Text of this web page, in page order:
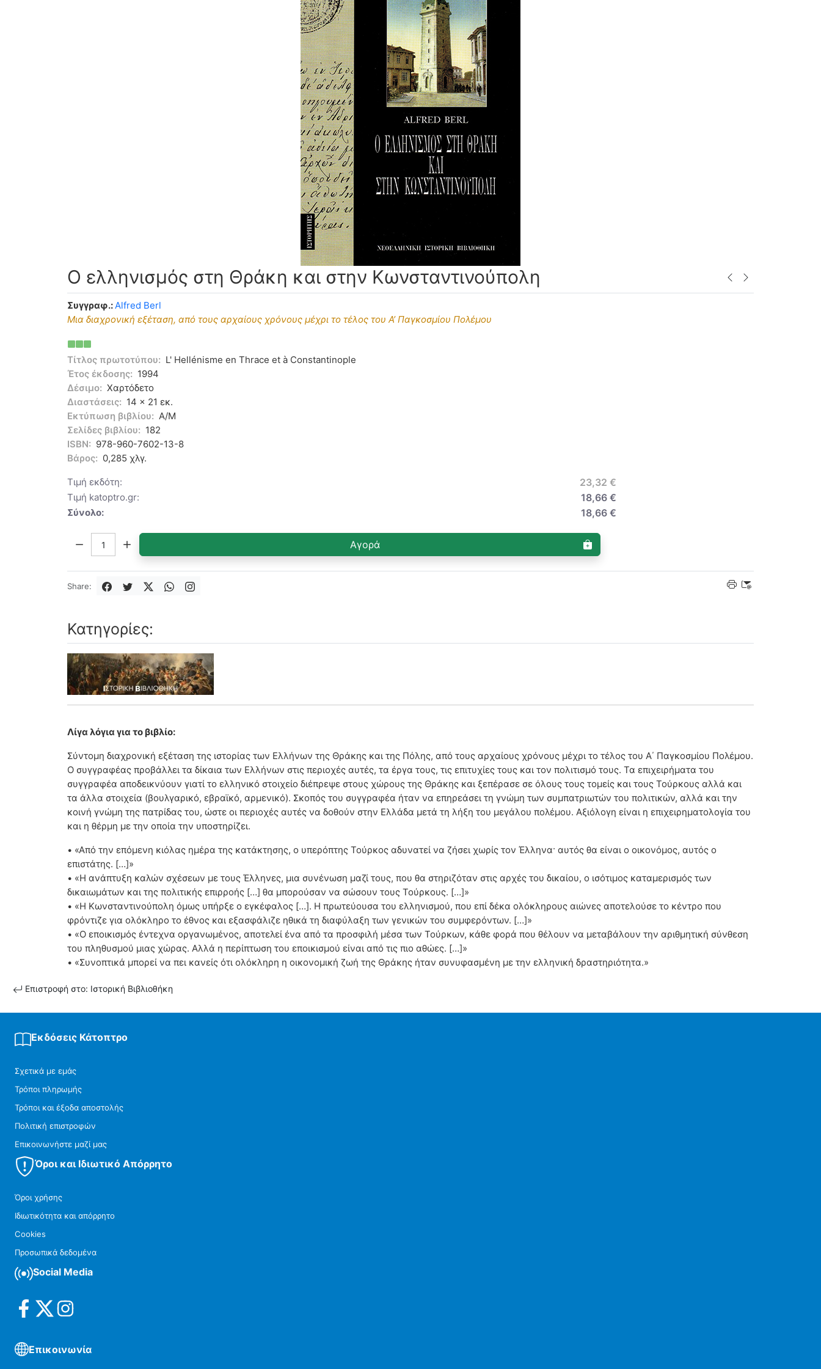
Ο ελληνισμός στη Θράκη και στην Κωνσταντινούπολη
Συγγραφ.:Alfred Berl
Μια διαχρονική εξέταση, από τους αρχαίους χρόνους μέχρι το τέλος του Α’ Παγκοσμίου Πολέμου
Τίτλος πρωτοτύπου: L' Hellénisme en Thrace et à Constantinople
Έτος έκδοσης: 1994
Δέσιμο: Χαρτόδετο
Διαστάσεις: 14 x 21 εκ.
Εκτύπωση βιβλίου: Α/Μ
Σελίδες βιβλίου: 182
ISBN: 978-960-7602-13-8
Βάρος: 0,285 χλγ.
Τιμή εκδότη: 23,32 €
Τιμή katoptro.gr: 18,66 €
Σύνολο: 18,66 €
Ποσότητα: Αγορά
Share:
Κατηγορίες:
Λίγα λόγια για το βιβλίο:
Σύντομη διαχρονική εξέταση της ιστορίας των Ελλήνων της Θράκης και της Πόλης, από τους αρχαίους χρόνους μέχρι το τέλος του Α΄ Παγκοσμίου Πολέμου.
Ο συγγραφέας προβάλλει τα δίκαια των Ελλήνων στις περιοχές αυτές, τα έργα τους, τις επιτυχίες τους και τον πολιτισμό τους. Τα επιχειρήματα του
συγγραφέα αποδεικνύουν γιατί το ελληνικό στοιχείο διέπρεψε στους χώρους της Θράκης και ξεπέρασε σε όλους τους τομείς και τους Τούρκους αλλά και
τα άλλα στοιχεία (βουλγαρικό, εβραϊκό, αρμενικό). Σκοπός του συγγραφέα ήταν να επηρεάσει τη γνώμη των συμπατριωτών του πολιτικών, αλλά και την
κοινή γνώμη της πατρίδας του, ώστε οι περιοχές αυτές να δοθούν στην Ελλάδα μετά τη λήξη του μεγάλου πολέμου. Αξιόλογη είναι η επιχειρηματολογία του
και η θέρμη με την οποία την υποστηρίζει.
• «Από την επόμενη κιόλας ημέρα της κατάκτησης, ο υπερόπτης Τούρκος αδυνατεί να ζήσει χωρίς τον Έλληνα· αυτός θα είναι ο οικονόμος, αυτός ο
επιστάτης. […]»
• «Η ανάπτυξη καλών σχέσεων με τους Έλληνες, μια συνένωση μαζί τους, που θα στηριζόταν στις αρχές του δικαίου, ο ισότιμος καταμερισμός των
δικαιωμάτων και της πολιτικής επιρροής […] θα μπορούσαν να σώσουν τους Τούρκους. […]»
• «Η Κωνσταντινούπολη όμως υπήρξε ο εγκέφαλος […]. Η πρωτεύουσα του ελληνισμού, που επί δέκα ολόκληρους αιώνες αποτελούσε το κέντρο που
φρόντιζε για ολόκληρο το έθνος και εξασφάλιζε ηθικά τη διαφύλαξη των γενικών του συμφερόντων. […]»
• «Ο εποικισμός έντεχνα οργανωμένος, αποτελεί ένα από τα προσφιλή μέσα των Τούρκων, κάθε φορά που θέλουν να μεταβάλουν την αριθμητική σύνθεση
του πληθυσμού μιας χώρας. Αλλά η περίπτωση του εποικισμού είναι από τις πιο αθώες. […]»
• «Συνοπτικά μπορεί να πει κανείς ότι ολόκληρη η οικονομική ζωή της Θράκης ήταν συνυφασμένη με την ελληνική δραστηριότητα.»
Επιστροφή στο: Ιστορική Βιβλιοθήκη
Εκδόσεις Κάτοπτρο
Σχετικά με εμάς
Τρόποι πληρωμής
Τρόποι και έξοδα αποστολής
Πολιτική επιστροφών
Επικοινωνήστε μαζί μας
Όροι και Ιδιωτικό Απόρρητο
Όροι χρήσης
Ιδιωτικότητα και απόρρητο
Cookies
Προσωπικά δεδομένα
Social Media
Επικοινωνία